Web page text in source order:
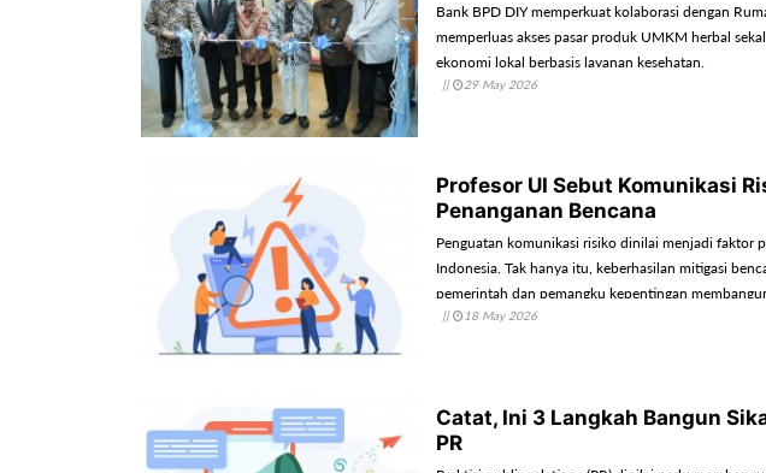
Bank BPD DIY memperkuat kolaborasi dengan
memperluas akses pasar produk UMKM herbal
ekonomi lokal berbasis layanan kesehatan.
|| 29 May 2026
Profesor UI Sebut Komunikasi
Penanganan Bencana
Penguatan komunikasi risiko dinilai menjadi faktor
Indonesia. Tak hanya itu, keberhasilan mitigasi
pemerintah dan pemangku kepentingan
yang jelas, konsisten, dan mudah dipahami
|| 18 May 2026
Catat, Ini 3 Langkah Bangun
PR